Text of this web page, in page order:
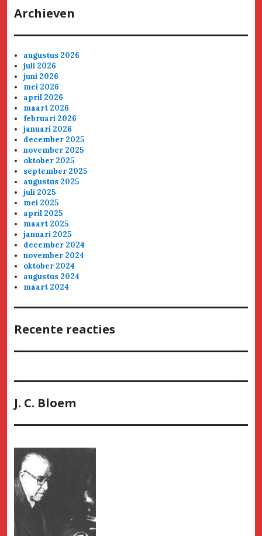
Archieven
augustus 2026
juli 2026
juni 2026
mei 2026
april 2026
maart 2026
februari 2026
januari 2026
december 2025
november 2025
oktober 2025
september 2025
augustus 2025
juli 2025
mei 2025
april 2025
maart 2025
januari 2025
december 2024
november 2024
oktober 2024
augustus 2024
maart 2024
Recente reacties
J. C. Bloem